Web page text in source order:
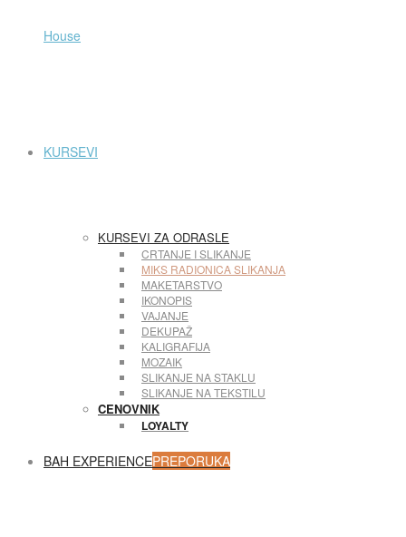
House
KURSEVI
KURSEVI ZA ODRASLE
CRTANJE I SLIKANJE
MIKS RADIONICA SLIKANJA
MAKETARSTVO
IKONOPIS
VAJANJE
DEKUPAŽ
KALIGRAFIJA
MOZAIK
SLIKANJE NA STAKLU
SLIKANJE NA TEKSTILU
CENOVNIK
LOYALTY
BAH EXPERIENCEPREPORUKA